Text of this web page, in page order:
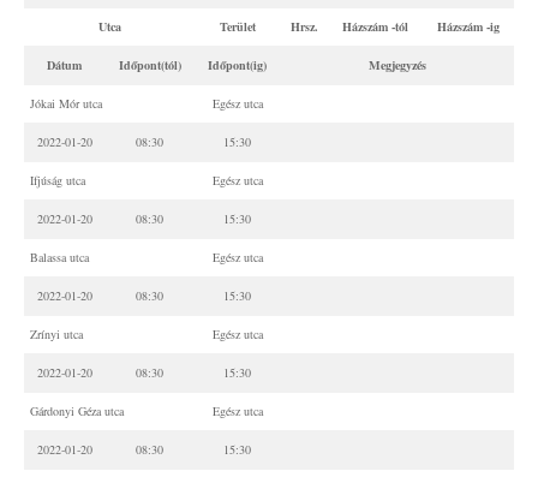
Utca Terület Hrsz. Házszám -tól Házszám -ig
Dátum Időpont(tól) Időpont(ig) Megjegyzés
Jókai Mór utca Egész utca
2022-01-20 08:30 15:30
Ifjúság utca Egész utca
2022-01-20 08:30 15:30
Balassa utca Egész utca
2022-01-20 08:30 15:30
Zrínyi utca Egész utca
2022-01-20 08:30 15:30
Gárdonyi Géza utca Egész utca
2022-01-20 08:30 15:30